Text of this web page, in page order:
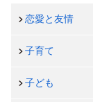
恋愛と友情
子育て
子ども